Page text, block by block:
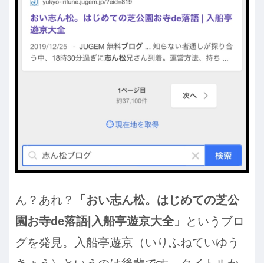
ん？あれ？
「おい志ん松。はじめての芝公
園お寺de落語|入船亭遊京大全」
というブロ
グを発見。入船亭遊京（いりふねていゆう